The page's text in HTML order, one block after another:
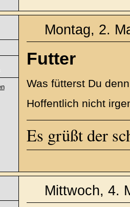
Montag, 2.
Futter
Was fütterst Du
Hoffentlich nicht
Es grüßt der
Mittwoch, 4.